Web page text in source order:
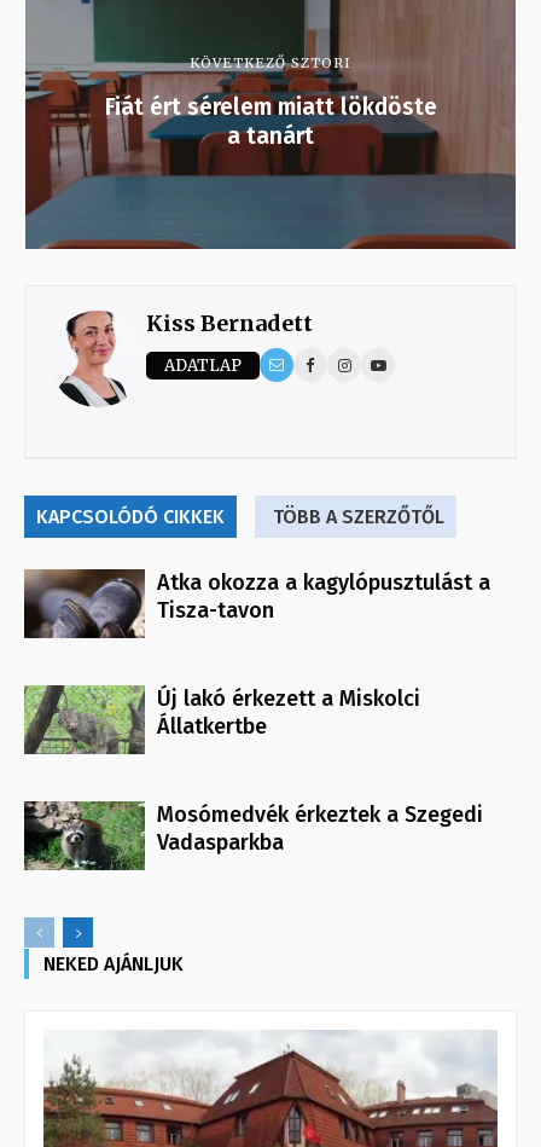
KÖVETKEZŐ SZTORI
Fiát ért sérelem miatt lökdöste
a tanárt
Kiss Bernadett
ADATLAP
KAPCSOLÓDÓ CIKKEK TÖBB A SZERZŐTŐL
Atka okozza a kagylópusztulást a
Tisza-tavon
Új lakó érkezett a Miskolci
Állatkertbe
Mosómedvék érkeztek a Szegedi
Vadasparkba
NEKED AJÁNLJUK